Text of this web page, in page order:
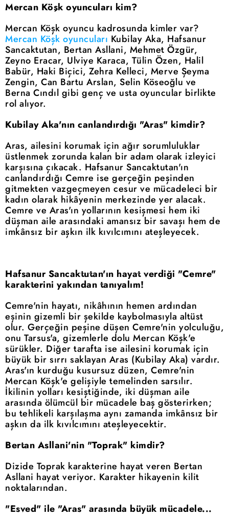
Mercan Köşk oyuncuları kim?
Mercan Köşk oyuncu kadrosunda kimler var?
Mercan Köşk oyuncuları Kubilay Aka, Hafsanur
Sancaktutan, Bertan Asllani, Mehmet Özgür,
Zeyno Eracar, Ulviye Karaca, Tülin Özen, Halil
Babür, Haki Biçici, Zehra Kelleci, Merve Şeyma
Zengin, Can Bartu Arslan, Selin Köseoğlu ve
Berna Cındıl gibi genç ve usta oyuncular birlikte
rol alıyor.
Kubilay Aka'nın canlandırdığı "Aras" kimdir?
Aras, ailesini korumak için ağır sorumluluklar
üstlenmek zorunda kalan bir adam olarak izleyici
karşısına çıkacak. Hafsanur Sancaktutan'ın
canlandırdığı Cemre ise gerçeğin peşinden
gitmekten vazgeçmeyen cesur ve mücadeleci bir
kadın olarak hikâyenin merkezinde yer alacak.
Cemre ve Aras'ın yollarının kesişmesi hem iki
düşman aile arasındaki amansız bir savaşı hem de
imkânsız bir aşkın ilk kıvılcımını ateşleyecek.
Hafsanur Sancaktutan'ın hayat verdiği "Cemre"
karakterini yakından tanıyalım!
Cemre'nin hayatı, nikâhının hemen ardından
eşinin gizemli bir şekilde kaybolmasıyla altüst
olur. Gerçeğin peşine düşen Cemre'nin yolculuğu,
onu Tarsus'a, gizemlerle dolu Mercan Köşk'e
sürükler. Diğer tarafta ise ailesini korumak için
büyük bir sırrı saklayan Aras (Kubilay Aka) vardır.
Aras'ın kurduğu kusursuz düzen, Cemre'nin
Mercan Köşk'e gelişiyle temelinden sarsılır.
İkilinin yolları kesiştiğinde, iki düşman aile
arasında ölümcül bir mücadele baş gösterirken;
bu tehlikeli karşılaşma aynı zamanda imkânsız bir
aşkın da ilk kıvılcımını ateşleyecektir.
Bertan Asllani'nin "Toprak" kimdir?
Dizide Toprak karakterine hayat veren Bertan
Asllani hayat veriyor. Karakter hikayenin kilit
noktalarından.
"Esved" ile "Aras" arasında büyük mücadele...